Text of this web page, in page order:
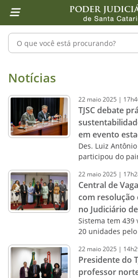
1 Ir para o conteúdo
2 Ir para a ferramenta de
4 Ir para o menu principal
5 Ir para a pesquisa
6 Ir para o rodapé
7 Ir para a página inicial
Pesquisar no portal
Notícias - Imprensa -
Notícias
22 maio2025 |
TJSC debate
em evento
Des. Luiz
participou do
22 maio2025 |
Central de
com resolução
no Judiciário de
Sistema tem
20 unidades pelo
22 maio2025 |
Presidente do
professor